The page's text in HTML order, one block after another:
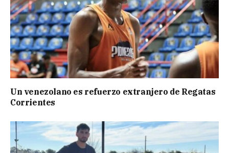
Un venezolano es refuerzo extranjero de Regatas
Corrientes